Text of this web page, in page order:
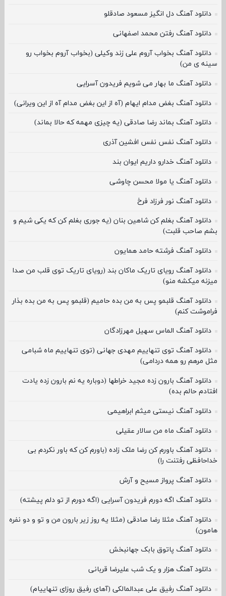
دانلود آهنگ دل انگیز مسعود صادقلو
دانلود آهنگ رفتن محمد اصفهانی
دانلود آهنگ بخواب آروم علی زند وکیلی (بخواب آروم بخواب رو
سینه ی من)
دانلود آهنگ ما بهار می شویم فریدون آسرایی
دانلود آهنگ بغض مدام ایهام (آه از این بغض مدام آه از این ویرانی)
دانلود آهنگ بماند رضا صادقی (یه چیزی مهمه که حالا بماند)
دانلود آهنگ نفس نفس افشین آذری
دانلود آهنگ خدارو داریم ایوان بند
دانلود آهنگ یا مولا محسن چاوشی
دانلود آهنگ نور فرزاد فرخ
دانلود آهنگ بغلم کن شاهین بنان (یه جوری بغلم کن که یکی شیم و
بشم صاحب قلبت)
دانلود آهنگ فرشته حامد همایون
دانلود آهنگ رویای تاریک ماکان بند (رویای تاریک توی قلب من صدا
میزنه میکشه منو)
دانلود آهنگ قلبمو پس به من بده حامیم (قلبمو پس به من بده بذار
فراموشت کنم)
دانلود آهنگ الماس سهیل مهرزادگان
دانلود آهنگ توی تنهاییم مهدی جهانی (توی تنهاییم ماه شبامی
مثل مرهم رو همه دردامی)
دانلود آهنگ بارون زده مجید خراطها (دوباره یه نم بارون زده یادت
افتادم حالم بده)
دانلود آهنگ نیستی میثم ابراهیمی
دانلود آهنگ ماه من سالار عقیلی
دانلود آهنگ باورم کن رضا ملک زاده (باورم کن که باور نکردم بی
خداحافظی رفتنت را)
دانلود آهنگ پرواز مسیح و آرش
دانلود آهنگ اگه دورم فریدون آسرایی (اگه دورم از تو دلم پیشته)
دانلود آهنگ مثلا رضا صادقی (مثلا یه روز زیر بارون من و تو و دو نفره
هامون)
دانلود آهنگ پاتوق بابک جهانبخش
دانلود آهنگ هزار و یک شب علیرضا قربانی
دانلود آهنگ رفیق علی عبدالمالکی (آهای رفیق روزای تنهاییام)